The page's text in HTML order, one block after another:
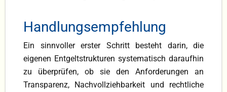
Handlungsempfehlung
Ein sinnvoller erster Schritt besteht darin, die
eigenen Entgeltstrukturen systematisch daraufhin
zu überprüfen, ob sie den Anforderungen an
Transparenz, Nachvollziehbarkeit und rechtliche